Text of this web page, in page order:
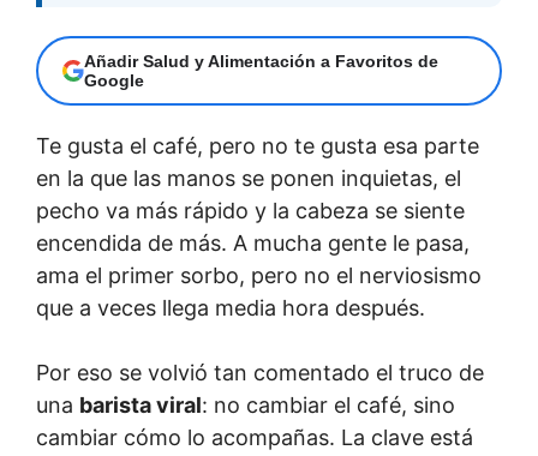
Añadir Salud y Alimentación a Favoritos de
Google
Te gusta el café, pero no te gusta esa parte
en la que las manos se ponen inquietas, el
pecho va más rápido y la cabeza se siente
encendida de más. A mucha gente le pasa,
ama el primer sorbo, pero no el nerviosismo
que a veces llega media hora después.
Por eso se volvió tan comentado el truco de
una barista viral: no cambiar el café, sino
cambiar cómo lo acompañas. La clave está